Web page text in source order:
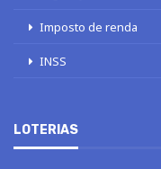
Imposto de renda
INSS
LOTERIAS